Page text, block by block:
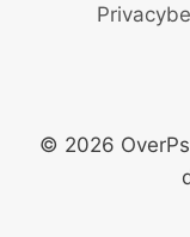
© 2026